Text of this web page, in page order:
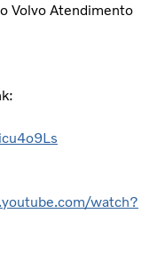
Volvo Atendimento
watch?